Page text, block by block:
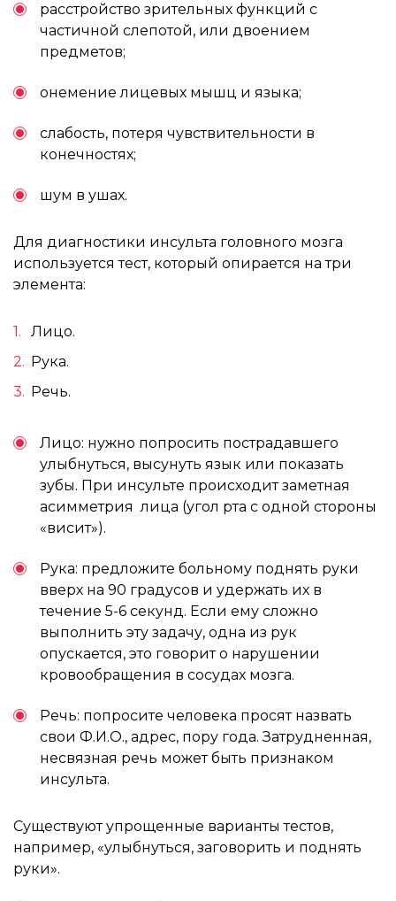
расстройство зрительных функций с
частичной слепотой, или двоением
предметов;
онемение лицевых мышц и языка;
слабость, потеря чувствительности в
конечностях;
шум в ушах.
Для диагностики инсульта головного мозга
используется тест, который опирается на три
элемента:
Лицо.
Рука.
Речь.
Лицо: нужно попросить пострадавшего
улыбнуться, высунуть язык или показать
зубы. При инсульте происходит заметная
асимметрия лица (угол рта с одной стороны
«висит»).
Рука: предложите больному поднять руки
вверх на 90 градусов и удержать их в
течение 5-6 секунд. Если ему сложно
выполнить эту задачу, одна из рук
опускается, это говорит о нарушении
кровообращения в сосудах мозга.
Речь: попросите человека просят назвать
свои Ф.И.О., адрес, пору года. Затрудненная,
несвязная речь может быть признаком
инсульта.
Существуют упрощенные варианты тестов,
например, «улыбнуться, заговорить и поднять
руки».